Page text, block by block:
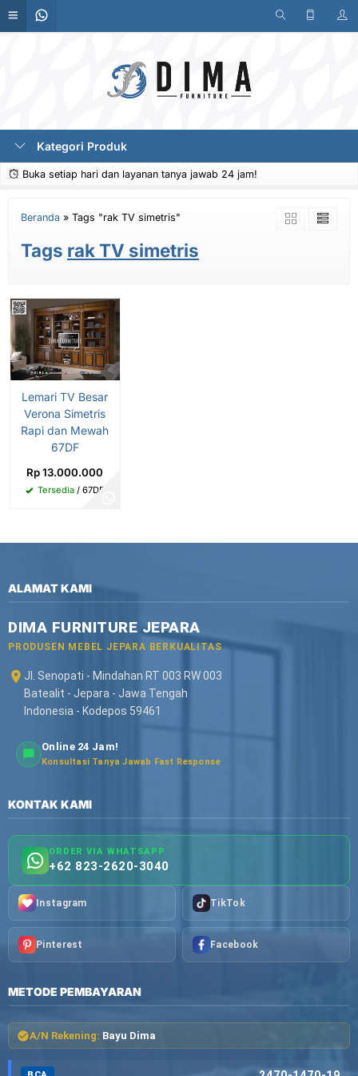
Kategori Produk
Buka setiap hari dan layanan tanya jawab 24 jam!
Beranda » Tags "rak TV simetris"
Tags rak TV simetris
Lemari TV Besar
Verona Simetris
Rapi dan Mewah
67DF
Rp 13.000.000
Tersedia/ 67DF
ALAMAT KAMI
DIMA FURNITURE JEPARA
PRODUSEN MEBEL JEPARA BERKUALITAS
Jl. Senopati - Mindahan RT 003 RW 003
Batealit - Jepara - Jawa Tengah
Indonesia - Kodepos 59461
Online 24 Jam!
Konsultasi Tanya Jawab Fast Response
KONTAK KAMI
ORDER VIA WHATSAPP
+62 823-2620-3040
Instagram TikTok
Pinterest Facebook
METODE PEMBAYARAN
A/N Rekening: Bayu Dima